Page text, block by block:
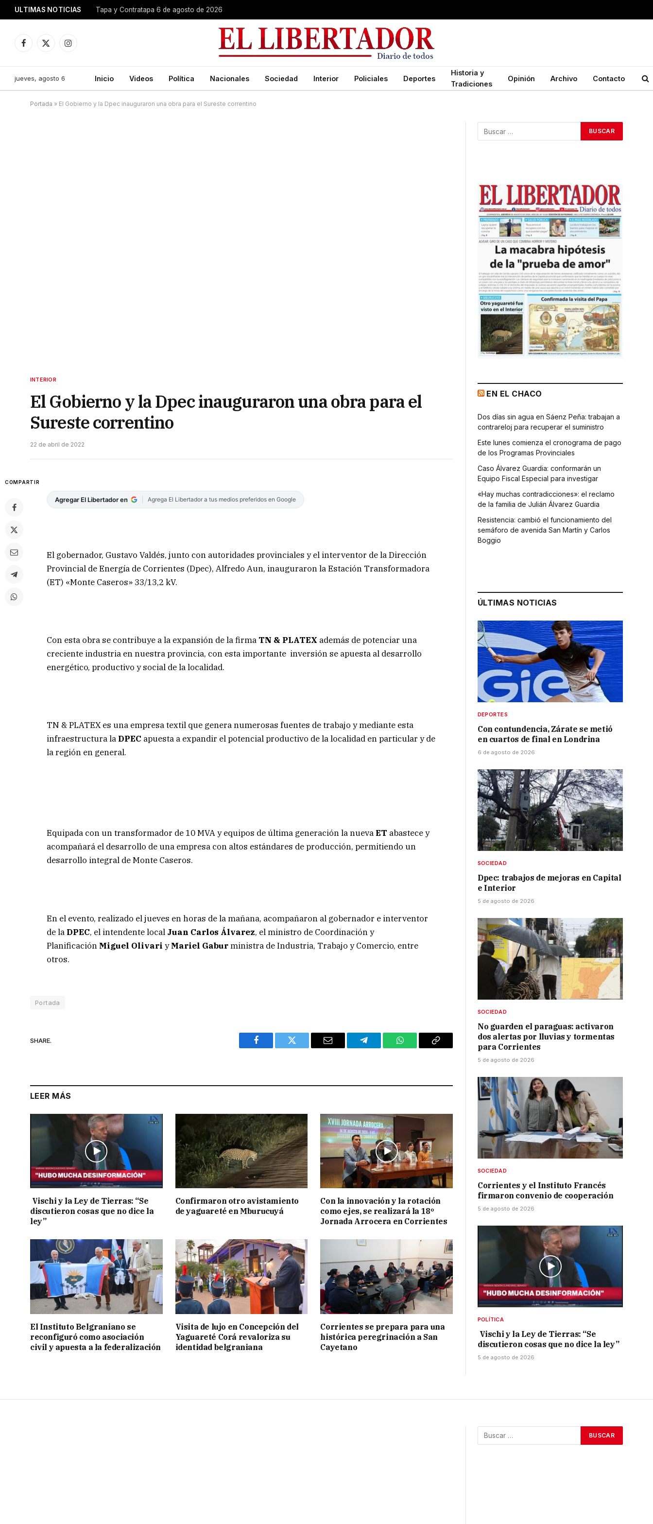
ULTIMAS NOTICIAS Tapa y Contratapa 6 de agosto de 2026
Facebook
X
Instagram
jueves, agosto 6 Inicio Videos Política Nacionales Sociedad Interior Policiales Deportes
Historia y
Tradiciones
Opinión Archivo Contacto
Portada » El Gobierno y la Dpec inauguraron una obra para el Sureste correntino
INTERIOR
El Gobierno y la Dpec inauguraron una obra para el
Sureste correntino
22 de abril de 2022
COMPARTIR
Agregar El Libertador en Agrega El Libertador a tus medios preferidos en Google
El gobernador, Gustavo Valdés, junto con autoridades provinciales y el interventor de la Dirección
Provincial de Energía de Corrientes (Dpec), Alfredo Aun, inauguraron la Estación Transformadora
(ET) «Monte Caseros» 33/13,2 kV.
Con esta obra se contribuye a la expansión de la firma TN & PLATEX además de potenciar una
creciente industria en nuestra provincia, con esta importante inversión se apuesta al desarrollo
energético, productivo y social de la localidad.
TN & PLATEX es una empresa textil que genera numerosas fuentes de trabajo y mediante esta
infraestructura la DPEC apuesta a expandir el potencial productivo de la localidad en particular y de
la región en general.
Equipada con un transformador de 10 MVA y equipos de última generación la nuevaET abastece y
acompañará el desarrollo de una empresa con altos estándares de producción, permitiendo un
desarrollo integral de Monte Caseros.
En el evento, realizado el jueves en horas de la mañana, acompañaron al gobernador e interventor
de la DPEC, el intendente local Juan Carlos Álvarez, el ministro de Coordinación y
Planificación Miguel Olivari yMariel Gaburministra de Industria, Trabajo y Comercio, entre
otros.
Portada
SHARE.
Facebook Twitter Email Telegram WhatsAppCopy
LEER MÁS
Vischi y la Ley de Tierras: “Se
discutieron cosas que no dice la
ley”
Confirmaron otro avistamiento
de yaguareté en Mburucuyá
Con la innovación y la rotación
como ejes, se realizará la 18º
Jornada Arrocera en Corrientes
El Instituto Belgraniano se
reconfiguró como asociación
civil y apuesta a la federalización
Visita de lujo en Concepción del
Yaguareté Corá revaloriza su
identidad belgraniana
Corrientes se prepara para una
histórica peregrinación a San
Cayetano
EN EL CHACO
Dos días sin agua en Sáenz Peña: trabajan a
contrareloj para recuperar el suministro
Este lunes comienza el cronograma de pago
de los Programas Provinciales
Caso Álvarez Guardia: conformarán un
Equipo Fiscal Especial para investigar
«Hay muchas contradicciones»: el reclamo
de la familia de Julián Álvarez Guardia
Resistencia: cambió el funcionamiento del
semáforo de avenida San Martín y Carlos
Boggio
ÚLTIMAS NOTICIAS
DEPORTES
Con contundencia, Zárate se metió
en cuartos de final en Londrina
6 de agosto de 2026
SOCIEDAD
Dpec: trabajos de mejoras en Capital
e Interior
5 de agosto de 2026
SOCIEDAD
No guarden el paraguas: activaron
dos alertas por lluvias y tormentas
para Corrientes
5 de agosto de 2026
SOCIEDAD
Corrientes y el Instituto Francés
firmaron convenio de cooperación
5 de agosto de 2026
POLÍTICA
Vischi y la Ley de Tierras: “Se
discutieron cosas que no dice la ley”
5 de agosto de 2026